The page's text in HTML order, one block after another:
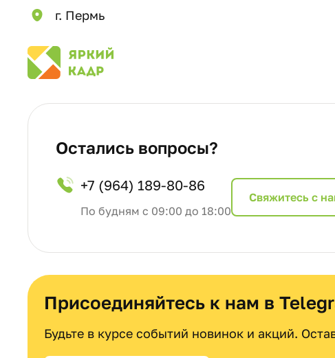
г. Пермь
Остались вопросы?
+7 (964) 189-80-86
По будням с 09:00 до 18:00
Cвяжитесь с
Присоединяйтесь к нам в
Будьте в курсе событий новинок и акций.